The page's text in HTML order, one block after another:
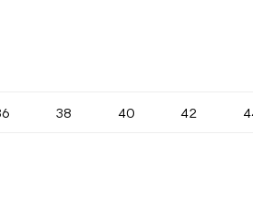
38 40 42